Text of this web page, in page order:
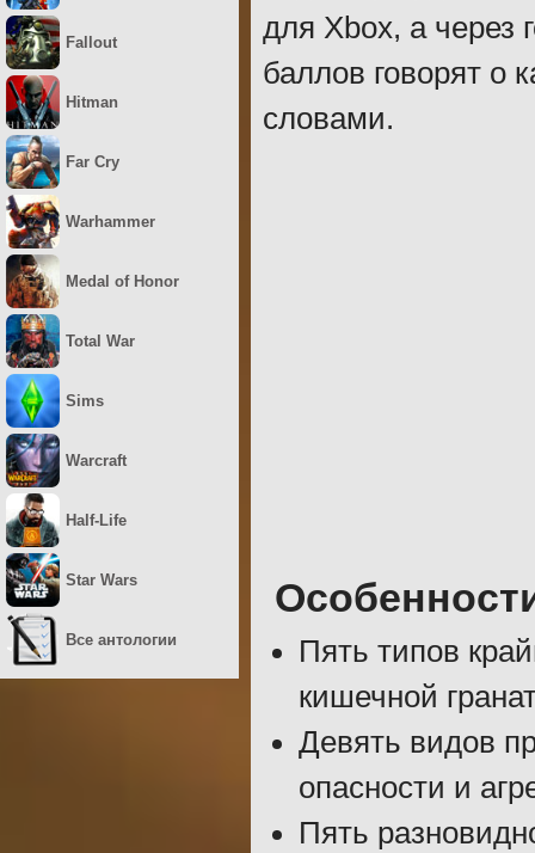
для Xbox, а через
баллов говорят о
словами.
Пять типов
кишечной
Девять видов
опасности и
Пять
Fallout
Hitman
Far Cry
Warhammer
Medal of Honor
Total War
Sims
Warcraft
Half-Life
Star Wars
Все антологии